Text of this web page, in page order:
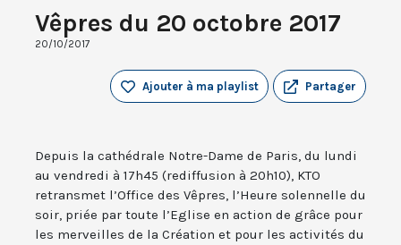
Vêpres du 20 octobre 2017
20/10/2017
Partager
Ajouter à ma playlist
Depuis la cathédrale Notre-Dame de Paris, du lundi
au vendredi à 17h45 (rediffusion à 20h10), KTO
retransmet l’Office des Vêpres, l’Heure solennelle du
soir, priée par toute l’Eglise en action de grâce pour
les merveilles de la Création et pour les activités du